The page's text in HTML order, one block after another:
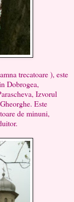
trecatoare ), este
Dobrogea,
Izvorul
Este
de minuni,